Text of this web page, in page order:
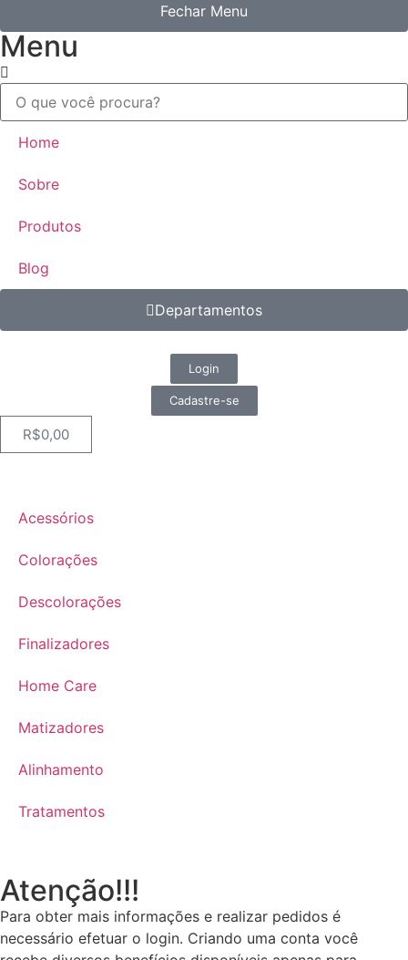
Fechar Menu
Menu
Home
Sobre
Produtos
Blog
Departamentos
Login
Cadastre-se
R$0,00
Acessórios
Colorações
Descolorações
Finalizadores
Home Care
Matizadores
Alinhamento
Tratamentos
Atenção!!!
Para obter mais informações e realizar pedidos é
necessário efetuar o login. Criando uma conta você